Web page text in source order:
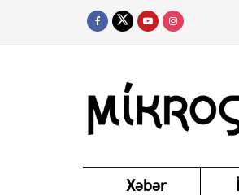
Xəbər